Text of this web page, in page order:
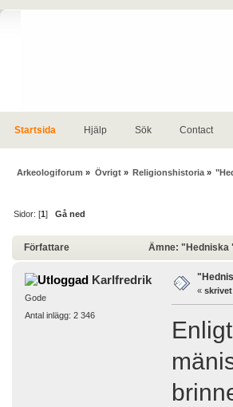
Startsida Hjälp Sök Contact
Arkeologiforum » Övrigt» Religionshistoria»
Sidor: [1]Gå ned
Författare Ämne: "Hedniska
Karlfredrik
Gode
Antal inlägg: 2 346
«